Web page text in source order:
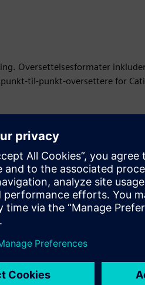
Oversettelsesformater inkluderer
punkt-til-punkt-oversettere for
helt program fra et tidligere
rapporterer 2D- og 3D-bulkdata.